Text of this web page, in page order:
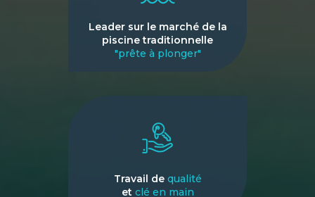
Leader sur le marché de la
piscine traditionnelle
"prête à plonger"
Travail de qualité
et clé en main